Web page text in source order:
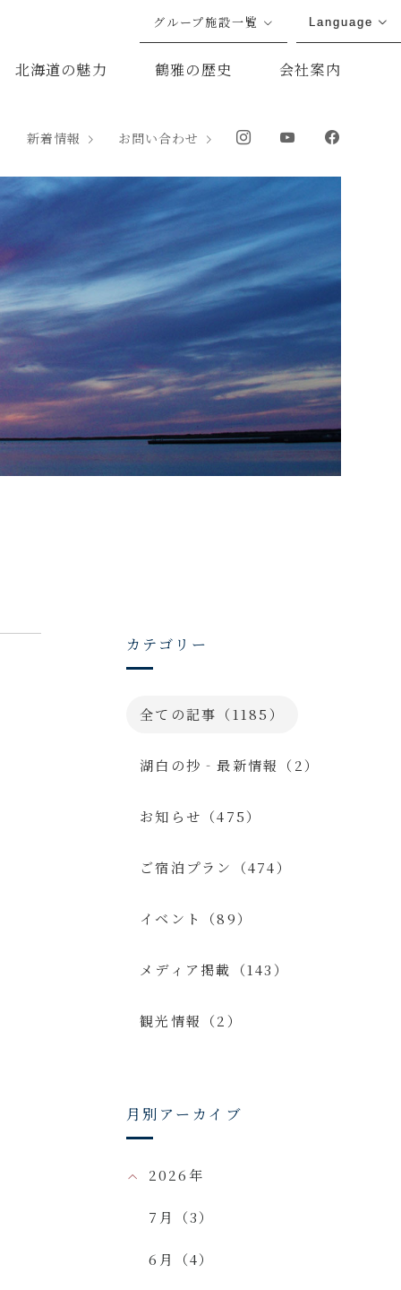
北海道の魅力 鶴雅の歴史 会社案内
新着情報 お問い合わせ
グループ施設一覧 Language
カテゴリー
全ての記事（1185）
湖白の抄‐最新情報（2）
お知らせ（475）
ご宿泊プラン（474）
イベント（89）
メディア掲載（143）
観光情報（2）
月別アーカイブ
2026年
7月（3）
6月（4）